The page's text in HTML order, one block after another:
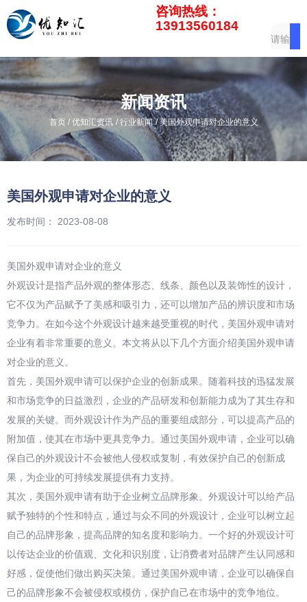
咨询热线：
13913560184
新闻资讯
首页 / 优知汇资讯 / 行业新闻 /美国外观申请对企业的意义
美国外观申请对企业的意义
发布时间： 2023-08-08
美国外观申请对企业的意义
外观设计是指产品外观的整体形态、线条、颜色以及装饰性的设计，
它不仅为产品赋予了美感和吸引力，还可以增加产品的辨识度和市场
竞争力。在如今这个外观设计越来越受重视的时代，美国外观申请对
企业有着非常重要的意义。本文将从以下几个方面介绍美国外观申请
对企业的意义。
首先，美国外观申请可以保护企业的创新成果。随着科技的迅猛发展
和市场竞争的日益激烈，企业的产品研发和创新能力成为了其生存和
发展的关键。而外观设计作为产品的重要组成部分，可以提高产品的
附加值，使其在市场中更具竞争力。通过美国外观申请，企业可以确
保自己的外观设计不会被他人侵权或复制，有效保护自己的创新成
果，为企业的可持续发展提供有力支持。
其次，美国外观申请有助于企业树立品牌形象。外观设计可以给产品
赋予独特的个性和特点，通过与众不同的外观设计，企业可以树立起
自己的品牌形象，提高品牌的知名度和影响力。一个好的外观设计可
以传达企业的价值观、文化和识别度，让消费者对品牌产生认同感和
好感，促使他们做出购买决策。通过美国外观申请，企业可以确保自
己的品牌形象不会被侵权或模仿，保护自己在市场中的竞争地位。